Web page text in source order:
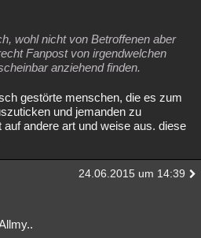
wohl nicht von Betroffenen aber
Fanpost von irgendwelchen
anziehend finden.
gestörte menschen, die es zum
und jemanden zu
andere art und weise aus. diese
24.06.2015 um 14:39